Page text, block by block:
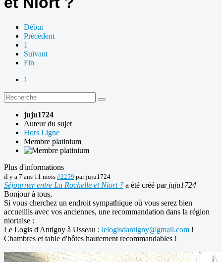
Début
Précédent
1
Suivant
Fin
1
juju1724
Auteur du sujet
Hors Ligne
Membre platinium
Plus d'informations
il y a 7 ans 11 mois #2259 parjuju1724
Séjourner entre La Rochelle et Niort ? a été créé par juju1724
Bonjour à tous,
Si vous cherchez un endroit sympathique où vous serez bien
accueillis avec vos anciennes, une recommandation dans la région
niortaise :
Le Logis d'Antigny à Usseau : lelogisdantigny@gmail.com !
Chambres et table d'hôtes hautement recommandables !